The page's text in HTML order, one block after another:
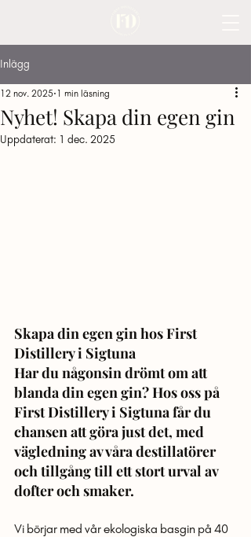
Inlägg
Nyhet! Skapa din egen gin
12 nov. 2025 1 min läsning
Uppdaterat: 1 dec. 2025
Skapa din egen gin hos First
Distillery i Sigtuna
Har du någonsin drömt om att
blanda din egen gin? Hos oss på
First Distillery i Sigtuna får du
chansen att göra just det, med
vägledning av våra destillatörer
och tillgång till ett stort urval av
dofter och smaker.
Vi börjar med vår ekologiska basgin på 40